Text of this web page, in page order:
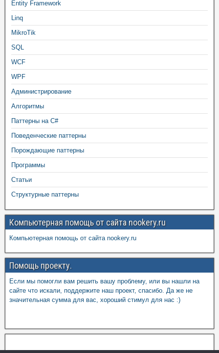
Entity Framework
Linq
MikroTik
SQL
WCF
WPF
Администрирование
Алгоритмы
Паттерны на C#
Поведенческие паттерны
Порождающие паттерны
Программы
Статьи
Структурные паттерны
Компьютерная помощь от сайта nookery.ru
Компьютерная помощь от сайта nookery.ru
Помощь проекту.
Если мы помогли вам решить вашу проблему, или вы нашли на
сайте что искали, поддержите наш проект, спасибо. Да же не
значительная сумма для вас, хороший стимул для нас :)